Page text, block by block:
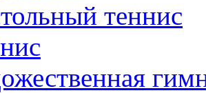
теннис